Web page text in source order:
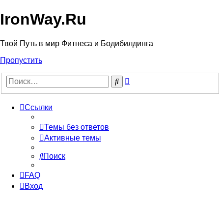
IronWay.Ru
Твой Путь в мир Фитнеса и Бодибилдинга
Пропустить
Поиск
Ссылки
Темы без ответов
Активные темы
Поиск
FAQ
Вход